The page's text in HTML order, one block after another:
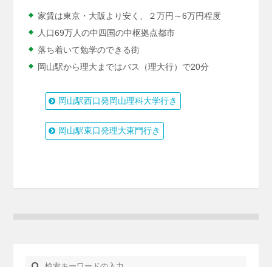
家賃は東京・大阪より安く、２万円～6万円程度
人口69万人の中四国の中枢拠点都市
落ち着いて勉学のできる街
岡山駅から理大まではバス（理大行）で20分
岡山駅西口発岡山理科大学行き
岡山駅東口発理大東門行き